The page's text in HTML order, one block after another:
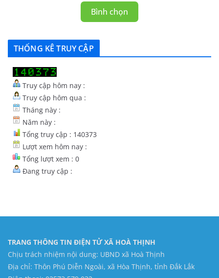
Bình chọn
THỐNG KÊ TRUY CẬP
Truy cập hôm nay :
Truy cập hôm qua :
Tháng này :
Năm này :
Tổng truy cập : 140373
Lượt xem hôm nay :
Tổng lượt xem : 0
Đang truy cập :
TRANG THÔNG TIN ĐIỆN TỬ XÃ HOÀ THỊNH
Chịu trách nhiệm nội dung: UBND xã Hoà Thịnh
Địa chỉ: Thôn Phú Diễn Ngoài, xã Hòa Thịnh, tỉnh Đắk Lắk